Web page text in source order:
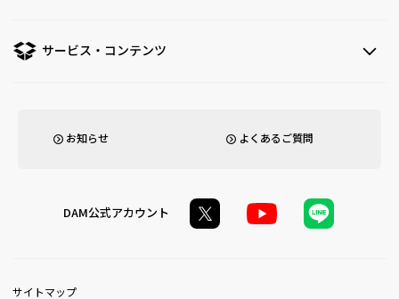
サービス・コンテンツ
お知らせ よくあるご質問
DAM公式アカウント
サイトマップ